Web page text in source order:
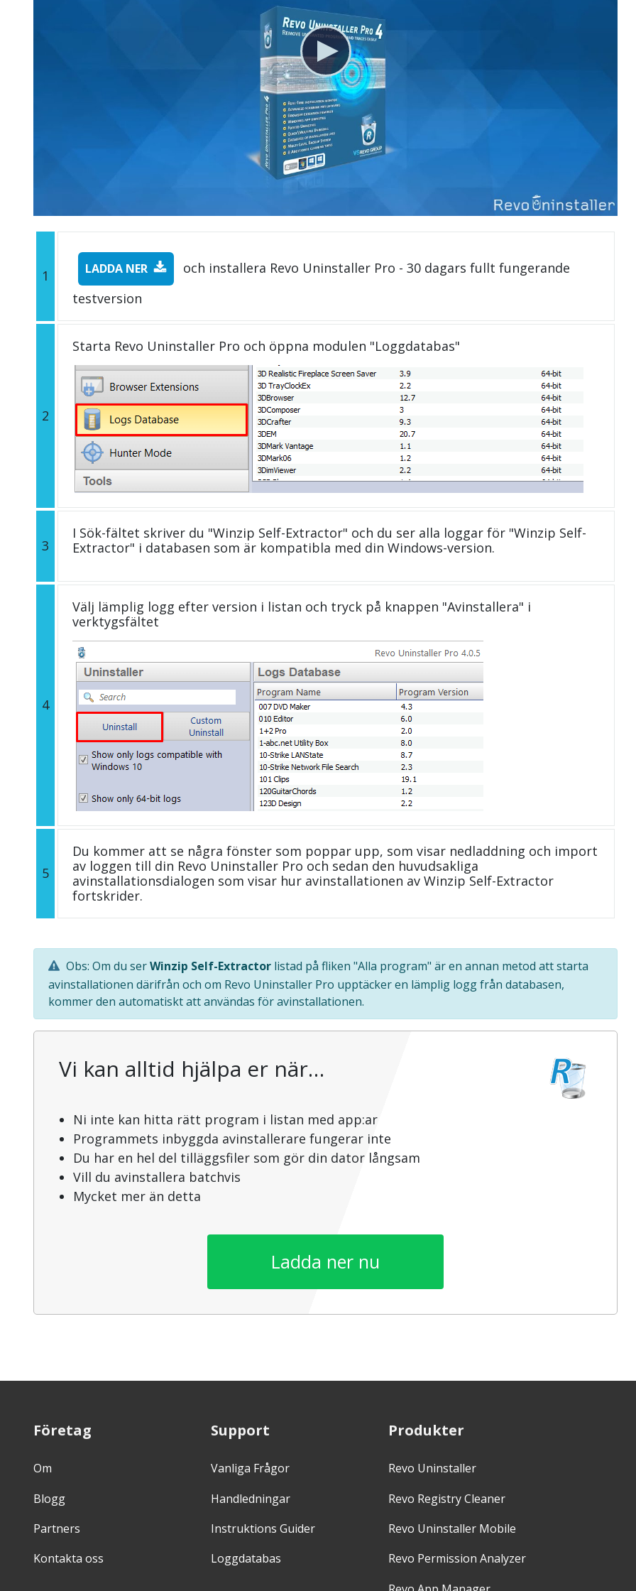
1 LADDA NER
och installera Revo Uninstaller Pro - 30 dagars fullt fungerande
testversion
2
Starta Revo Uninstaller Pro och öppna modulen "Loggdatabas"
3
I Sök-fältet skriver du "Winzip Self-Extractor" och du ser alla loggar för "Winzip Self-
Extractor" i databasen som är kompatibla med din Windows-version.
4
Välj lämplig logg efter version i listan och tryck på knappen "Avinstallera" i
verktygsfältet
5
Du kommer att se några fönster som poppar upp, som visar nedladdning och import
av loggen till din Revo Uninstaller Pro och sedan den huvudsakliga
avinstallationsdialogen som visar hur avinstallationen av Winzip Self-Extractor
fortskrider.
Obs: Om du serWinzip Self-Extractor listad på fliken "Alla program" är en annan metod att starta
avinstallationen därifrån och om Revo Uninstaller Pro upptäcker en lämplig logg från databasen,
kommer den automatiskt att användas för avinstallationen.
Vi kan alltid hjälpa er när…
Ni inte kan hitta rätt program i listan med app:ar
Programmets inbyggda avinstallerare fungerar inte
Du har en hel del tilläggsfiler som gör din dator långsam
Vill du avinstallera batchvis
Mycket mer än detta
Ladda ner nu
Företag
Om
Blogg
Partners
Kontakta oss
Support
Vanliga Frågor
Handledningar
Instruktions Guider
Loggdatabas
Produkter
Revo Uninstaller
Revo Registry Cleaner
Revo Uninstaller Mobile
Revo Permission Analyzer